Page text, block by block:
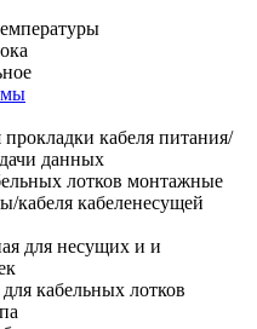
кабеля питания/
данных
лотков монтажные
кабеля кабеленесущей
для несущих и и
кабельных лотков